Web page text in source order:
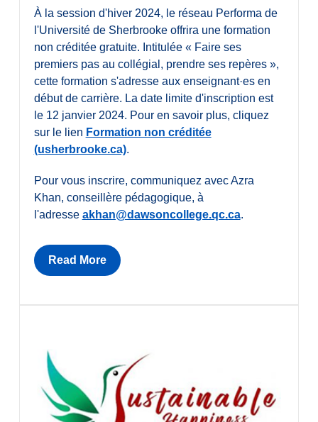
À la session d'hiver 2024, le réseau Performa de
l'Université de Sherbrooke offrira une formation
non créditée gratuite. Intitulée « Faire ses
premiers pas au collégial, prendre ses repères »,
cette formation s'adresse aux enseignant·es en
début de carrière. La date limite d'inscription est
le 12 janvier 2024. Pour en savoir plus, cliquez
sur le lien Formation non créditée
(usherbrooke.ca).
Pour vous inscrire, communiquez avec Azra
Khan, conseillère pédagogique, à
l'adresse akhan@dawsoncollege.qc.ca.
Read More